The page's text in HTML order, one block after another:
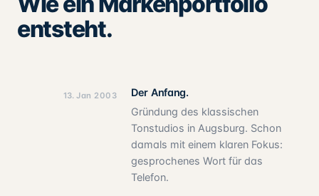
entsteht.
13. Jan 2003
Der Anfang.
Gründung des klassischen
Tonstudios in Augsburg. Schon
damals mit einem klaren Fokus:
gesprochenes Wort für das
Telefon.